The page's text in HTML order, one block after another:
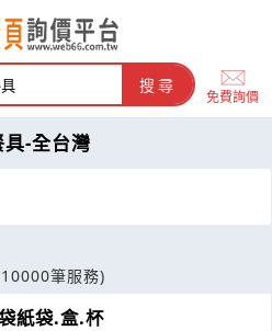
搜尋
免費詢價
-全台灣
筆服務)
紙袋.盒.杯